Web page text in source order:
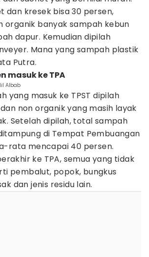
dan kresek bisa 30 persen,
organik banyak sampah kebun
dapur. Kemudian dipilah
Mana yang sampah plastik
Putra.
masuk ke TPA
Albab
yang masuk ke TPST dipilah
non organik yang masih layak
Setelah dipilah, total sampah
di Tempat Pembuangan
rata mencapai 40 persen.
ke TPA, semua yang tidak
pembalut, popok, bungkus
dan jenis residu lain.